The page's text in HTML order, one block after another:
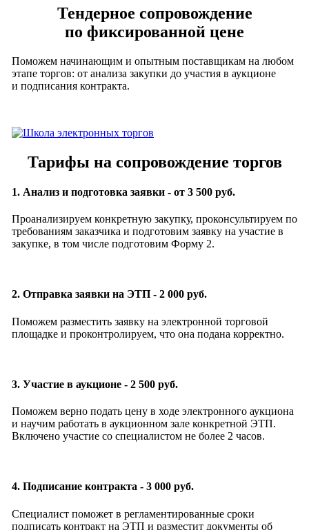
Тендерное сопровождение
по фиксированной цене
Поможем начинающим и опытным поставщикам на любом
этапе торгов: от анализа закупки до участия в аукционе
и подписания контракта.
Тарифы на сопровождение торгов
1. Анализ и подготовка заявки - от 3 500 руб.
Проанализируем конкретную закупку, проконсультируем по
требованиям заказчика и подготовим заявку на участие в
закупке, в том числе подготовим Форму 2.
2. Отправка заявки на ЭТП - 2 000 руб.
Поможем разместить заявку на электронной торговой
площадке и проконтролируем, что она подана корректно.
3. Участие в аукционе - 2 500 руб.
Поможем верно подать цену в ходе электронного аукциона
и научим работать в аукционном зале конкретной ЭТП.
Включено участие со специалистом не более 2 часов.
4. Подписание контракта - 3 000 руб.
Специалист поможет в регламентированные сроки
подписать контракт на ЭТП и разместит документы об